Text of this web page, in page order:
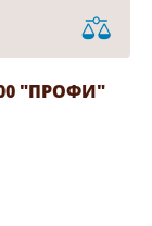
"ПРОФИ"